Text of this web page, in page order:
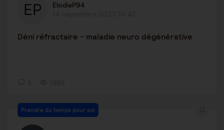
ElodieP94
Déni réfractaire - maladie neuro dégénérative
Prendre du temps pour soi